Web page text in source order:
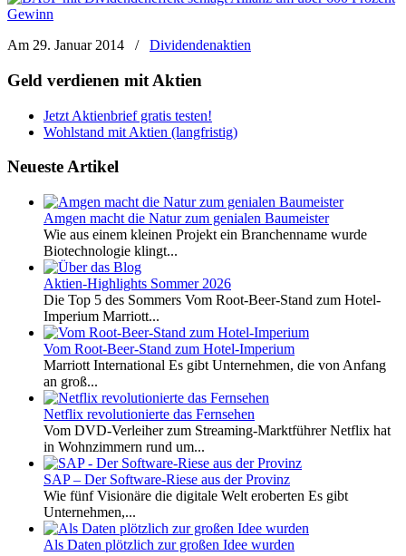
Am 29. Januar 2014 / Dividendenaktien
Geld verdienen mit Aktien
Jetzt Aktienbrief gratis testen!
Wohlstand mit Aktien (langfristig)
Neueste Artikel
Amgen macht die Natur zum genialen Baumeister
Wie aus einem kleinen Projekt ein Branchenname wurde
Biotechnologie klingt...
Aktien-Highlights Sommer 2026
Die Top 5 des Sommers Vom Root-Beer-Stand zum Hotel-
Imperium Marriott...
Vom Root-Beer-Stand zum Hotel-Imperium
Marriott International Es gibt Unternehmen, die von Anfang
an groß...
Netflix revolutionierte das Fernsehen
Vom DVD-Verleiher zum Streaming-Marktführer Netflix hat
in Wohnzimmern rund um...
SAP – Der Software-Riese aus der Provinz
Wie fünf Visionäre die digitale Welt eroberten Es gibt
Unternehmen,...
Als Daten plötzlich zur großen Idee wurden